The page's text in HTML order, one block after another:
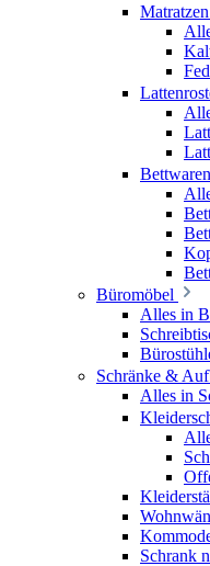
Matratzen
Bettwaren
Büromöbel
Alles in
Schränke &
Alles in
Schrank